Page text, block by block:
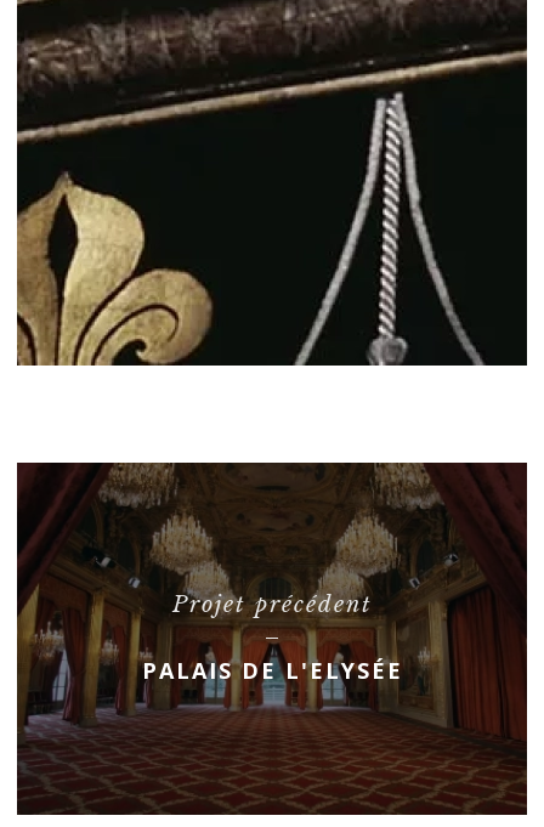
Projet précédent
PALAIS DE L'ELYSÉE